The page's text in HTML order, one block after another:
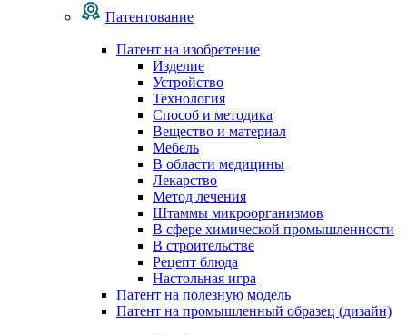
Патентование
Патент на изобретение
Изделие
Устройство
Технология
Способ и методика
Вещество и материал
Мебель
В области медицины
Лекарство
Метод лечения
Штаммы микроорганизмов
В сфере химической промышленности
В строительстве
Рецепт блюда
Настольная игра
Патент на полезную модель
Патент на промышленный образец (дизайн)